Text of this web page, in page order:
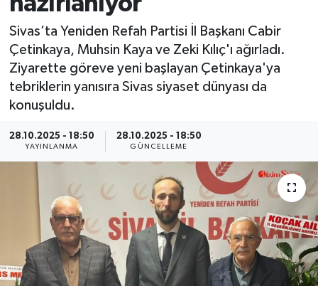
Sivas’ta Yeniden Refah Partisi İl Başkanı Cabir
Çetinkaya, Muhsin Kaya ve Zeki Kılıç'ı ağırladı.
Ziyarette göreve yeni başlayan Çetinkaya'ya
tebriklerin yanısıra Sivas siyaset dünyası da
konuşuldu.
28.10.2025 - 18:50
YAYINLANMA
28.10.2025 - 18:50
GÜNCELLEME
MAGAZİN
ÖZEL HABER
RESMİ İLANLAR
SAĞLIK
SİYASET
SOSYAL YARDIMLAR
SPONSORLU YAZI
SPOR